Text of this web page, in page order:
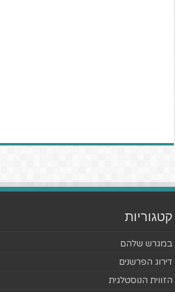
קטגוריות
במגרש שלהם
דירוג הפרשנים
הזווית הנוסטלגית